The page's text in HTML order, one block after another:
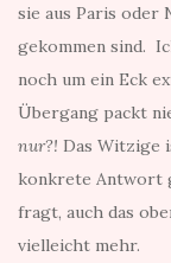
sie aus Paris oder
gekommen sind.
noch um ein Eck
Übergang packt
nur?! Das Witzige
konkrete Antwort
fragt, auch das
vielleicht mehr.